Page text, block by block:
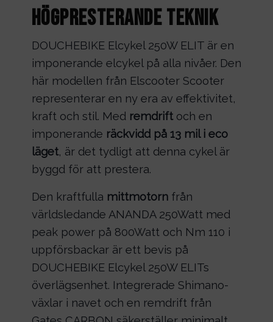
Högpresterande teknik
DOUCHEBIKE Elcykel 250W ELIT är en
imponerande elcykel på alla nivåer. Den
här modellen från Elscooter Scooter
representerar en ny era av effektivitet,
kraft och stil. Med remdriftoch en
imponerande räckvidd på 13 mil i eco
läget, är det tydligt att denna cykel är
byggd för att prestera.
Den kraftfulla mittmotornfrån
världsledande ANANDA 250Watt med
peak power på 800Watt och Nm 110 i
uppförsbackar är ett bevis på
DOUCHEBIKE Elcykel 250W ELITs
överlägsenhet. Integrerade Shimano-
växlar i navet och en remdrift från